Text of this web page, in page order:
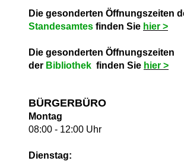
Die gesonderten Öffnungszeiten
Standesamtes finden Sie hier >
Die gesonderten Öffnungszeiten
der Bibliothek finden Sie hier >
BÜRGERBÜRO
Montag
08:00 - 12:00 Uhr
Dienstag: